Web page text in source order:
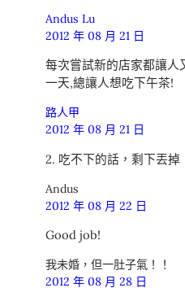
Andus Lu
2012 年 08 月 21 日
每次嘗試新的店家都讓人
一天,總讓人想吃下午茶!
路人甲
2012 年 08 月 21 日
2. 吃不下的話，剩下丟掉
Andus
2012 年 08 月 22 日
Good job!
我未婚，但一肚子氣！！
2012 年 08 月 28 日